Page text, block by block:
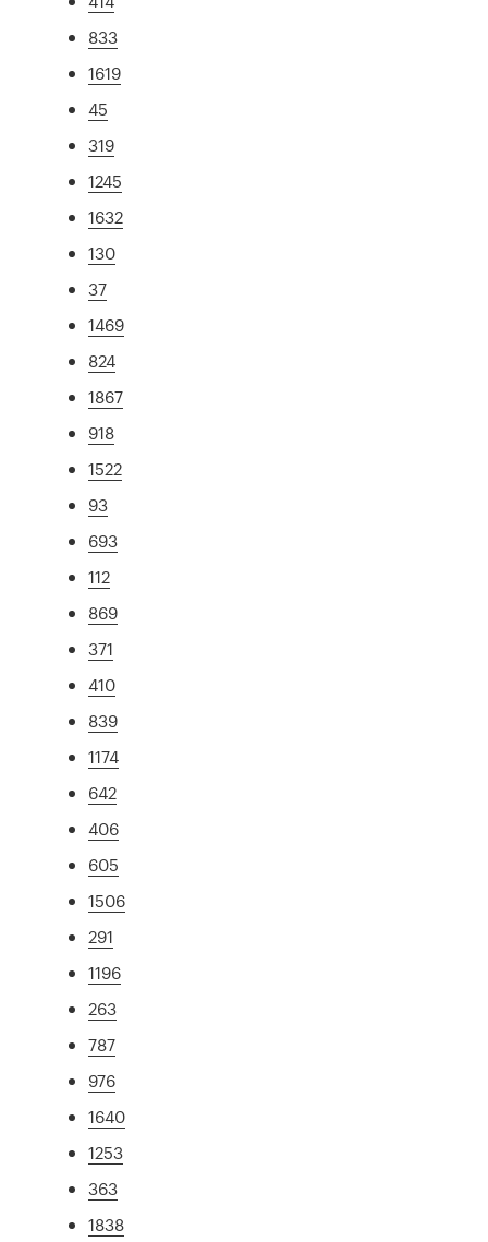
833
1619
45
319
1245
1632
130
37
1469
824
1867
918
1522
93
693
112
869
371
410
839
1174
642
406
605
1506
291
1196
263
787
976
1640
1253
363
1838